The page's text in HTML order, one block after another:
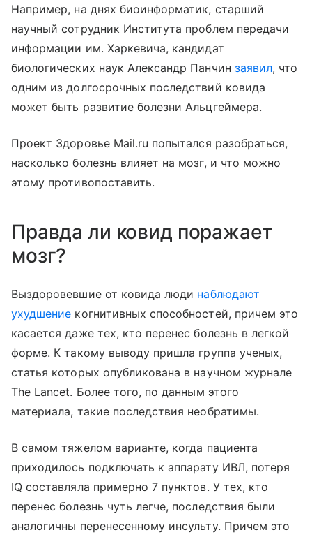
Например, на днях биоинформатик, старший
научный сотрудник Института проблем передачи
информации им. Харкевича, кандидат
биологических наук Александр Панчин заявил, что
одним из долгосрочных последствий ковида
может быть развитие болезни Альцгеймера.
Проект Здоровье Mail.ru попытался разобраться,
насколько болезнь влияет на мозг, и что можно
этому противопоставить.
Правда ли ковид поражает
мозг?
Выздоровевшие от ковида люди наблюдают
ухудшение когнитивных способностей, причем это
касается даже тех, кто перенес болезнь в легкой
форме. К такому выводу пришла группа ученых,
статья которых опубликована в научном журнале
The Lancet. Более того, по данным этого
материала, такие последствия необратимы.
В самом тяжелом варианте, когда пациента
приходилось подключать к аппарату ИВЛ, потеря
IQ составляла примерно 7 пунктов. У тех, кто
перенес болезнь чуть легче, последствия были
аналогичны перенесенному инсульту. Причем это